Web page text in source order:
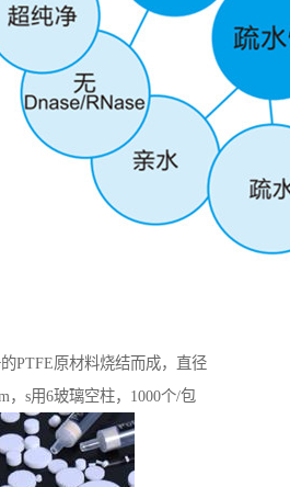
PTFE原材料烧结而成，直径
，s用6玻璃空柱，1000个/包